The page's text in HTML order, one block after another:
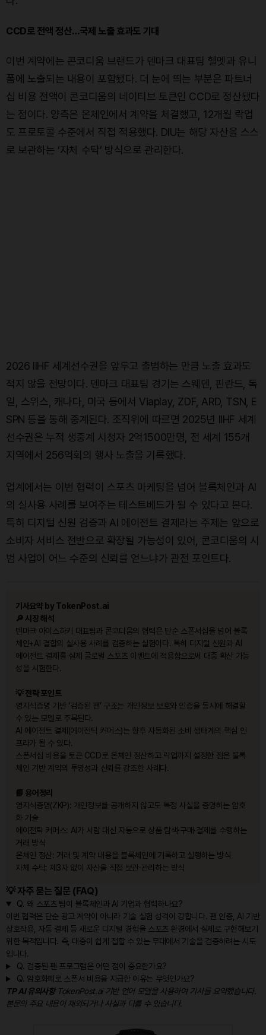
CCD로 전액 정산…국제 노출 효과도 기대
이번 계약에는 콘코디움 브랜드가 덴마크 대표팀 헬멧과 유니
폼에 노출되는 내용이 포함됐다. 더 눈에 띄는 부분은 파트너
십 비용 전액이 콘코디움의 네이티브 토큰인 CCD로 정산됐다
는 점이다. 양측은 온체인에서 계약을 체결했고, 12개월 락업
도 프로토콜 수준에서 직접 적용했다. DIU는 해당 자산을 스스
로 보관하는 ‘자체 수탁’ 방식으로 관리한다.
2026 IIHF 세계선수권을 앞두고 출범하는 만큼 노출 효과도
적지 않을 전망이다. 덴마크 대표팀 경기는 스웨덴, 핀란드, 독
일, 스위스, 캐나다, 미국 등에서 Viaplay, ZDF, ARD, TSN, E
SPN 등을 통해 중계된다. 조직위에 따르면 2025년 IIHF 세계
선수권은 누적 생중계 시청자 2억1500만명, 전 세계 155개
지역에서 256억회의 행사 노출을 기록했다.
업계에서는 이번 협력이 스포츠 마케팅을 넘어 블록체인과 AI
의 실사용 사례를 보여주는 테스트베드가 될 수 있다고 본다.
특히 디지털 신원 검증과 AI 에이전트 결제라는 주제는 앞으로
소비자 서비스 전반으로 확장될 가능성이 있어, 콘코디움의 시
범 사업이 어느 수준의 신뢰를 얻느냐가 관전 포인트다.
기사요약 by TokenPost.ai
🔎 시장 해석
덴마크 아이스하키 대표팀과 콘코디움의 협력은 단순 스폰서십을 넘어 블록
체인+AI 결합의 실사용 사례를 검증하는 실험이다. 특히 디지털 신원과 AI
에이전트 결제를 실제 글로벌 스포츠 이벤트에 적용함으로써 대중 확산 가능
성을 시험한다.
💡 전략 포인트
영지식증명 기반 ‘검증된 팬’ 구조는 개인정보 보호와 인증을 동시에 해결할
수 있는 모델로 주목된다.
AI 에이전트 결제(에이전틱 커머스)는 향후 자동화된 소비 생태계의 핵심 인
프라가 될 수 있다.
스폰서십 비용을 토큰 CCD로 온체인 정산하고 락업까지 설정한 점은 블록
체인 기반 계약의 투명성과 신뢰를 강조한 사례다.
📘 용어정리
영지식증명(ZKP): 개인정보를 공개하지 않고도 특정 사실을 증명하는 암호
화 기술
에이전틱 커머스: AI가 사람 대신 자동으로 상품 탐색·구매·결제를 수행하는
거래 방식
온체인 정산: 거래 및 계약 내용을 블록체인에 기록하고 실행하는 방식
자체 수탁: 제3자 없이 자산을 직접 보관·관리하는 방식
💡 자주 묻는 질문 (FAQ)
Q. 왜 스포츠 팀이 블록체인과 AI 기업과 협력하나요?
이번 협력은 단순 광고 계약이 아니라 기술 실험 성격이 강합니다. 팬 인증, AI 기반
상호작용, 자동 결제 등 새로운 디지털 경험을 스포츠 환경에서 실제로 구현해보기
위한 목적입니다. 즉, 대중이 쉽게 접할 수 있는 무대에서 기술을 검증하려는 시도
입니다.
Q. 검증된 팬 프로그램은 어떤 점이 중요한가요?
Q. 암호화폐로 스폰서 비용을 지급한 이유는 무엇인가요?
TP AI 유의사항TokenPost.ai 기반 언어 모델을 사용하여 기사를 요약했습니다.
본문의 주요 내용이 제외되거나 사실과 다를 수 있습니다.